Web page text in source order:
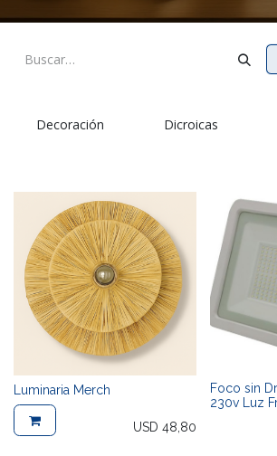
Decoración Dicroicas
Luminaria Merch
USD 48,80
Foco sin
230v Luz